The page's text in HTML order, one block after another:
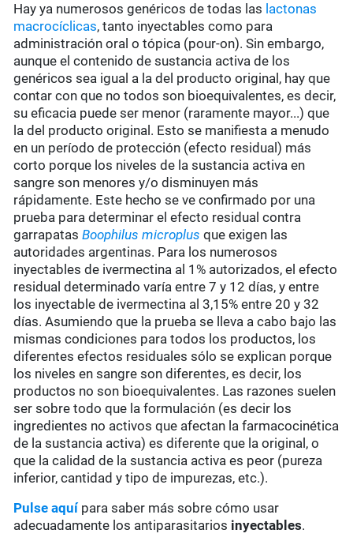
Hay ya numerosos genéricos de todas las lactonas
macrocíclicas, tanto inyectables como para
administración oral o tópica (pour-on). Sin embargo,
aunque el contenido de sustancia activa de los
genéricos sea igual a la del producto original, hay que
contar con que no todos son bioequivalentes, es decir,
su eficacia puede ser menor (raramente mayor...) que
la del producto original. Esto se manifiesta a menudo
en un período de protección (efecto residual) más
corto porque los niveles de la sustancia activa en
sangre son menores y/o disminuyen más
rápidamente. Este hecho se ve confirmado por una
prueba para determinar el efecto residual contra
garrapatasBoophilus microplus que exigen las
autoridades argentinas. Para los numerosos
inyectables de ivermectina al 1% autorizados, el efecto
residual determinado varía entre 7 y 12 días, y entre
los inyectable de ivermectina al 3,15% entre 20 y 32
días. Asumiendo que la prueba se lleva a cabo bajo las
mismas condiciones para todos los productos, los
diferentes efectos residuales sólo se explican porque
los niveles en sangre son diferentes, es decir, los
productos no son bioequivalentes. Las razones suelen
ser sobre todo que la formulación (es decir los
ingredientes no activos que afectan la farmacocinética
de la sustancia activa) es diferente que la original, o
que la calidad de la sustancia activa es peor (pureza
inferior, cantidad y tipo de impurezas, etc.).
Pulse aquípara saber más sobre cómo usar
adecuadamente los antiparasitarios inyectables.